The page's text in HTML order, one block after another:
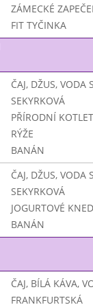
ZÁMECKÉ
FIT TYČINKA
ČAJ, DŽUS, VODA
SEKYRKOVÁ
PŘÍRODNÍ
RÝŽE
BANÁN
ČAJ, DŽUS, VODA
SEKYRKOVÁ
JOGURTOVÉ
BANÁN
ČAJ, BÍLÁ KÁVA,
FRANKFURTSKÁ